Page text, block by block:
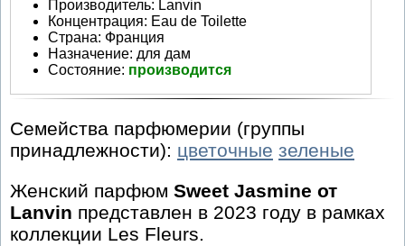
Производитель: Lanvin
Концентрация: Eau de Toilette
Страна: Франция
Назначение: для дам
Состояние: производится
Семейства парфюмерии (группы
принадлежности): цветочные зеленые
Женский парфюм Sweet Jasmine от
Lanvin представлен в 2023 году в рамках
коллекции Les Fleurs.